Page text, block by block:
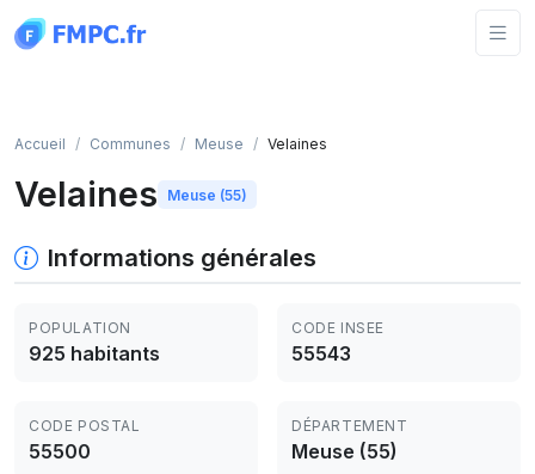
Accueil Communes Meuse Velaines
Velaines Meuse (55)
Informations générales
POPULATION
925 habitants
CODE INSEE
55543
CODE POSTAL
55500
DÉPARTEMENT
Meuse (55)
Panneau de gestion des cookies